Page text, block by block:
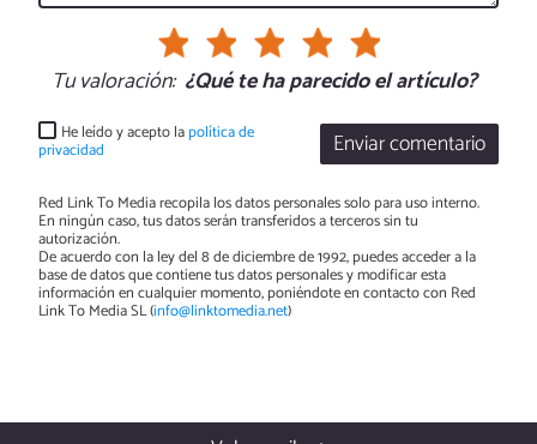
Tu valoración: ¿Qué te ha parecido el artículo?
Enviar comentario
He leído y acepto lapolítica de
privacidad
Red Link To Media recopila los datos personales solo para uso interno.
En ningún caso, tus datos serán transferidos a terceros sin tu
autorización.
De acuerdo con la ley del 8 de diciembre de 1992, puedes acceder a la
base de datos que contiene tus datos personales y modificar esta
información en cualquier momento, poniéndote en contacto con Red
Link To Media SL (info@linktomedia.net)